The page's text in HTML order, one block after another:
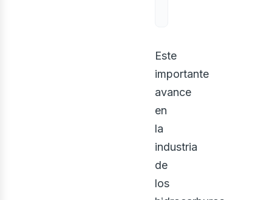
Este
importante
avance
en
la
industria
de
los